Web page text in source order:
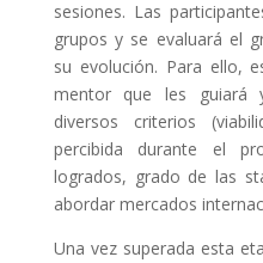
sesiones. Las
grupos y se evaluará el
su evolución. Para ello,
mentor que les guiará
diversos criterios
percibida durante el
logrados, grado de las
abordar mercados
Una vez superada esta